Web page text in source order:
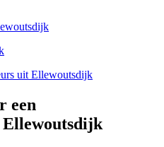
uit Ellewoutsdijk
een
Ellewoutsdijk